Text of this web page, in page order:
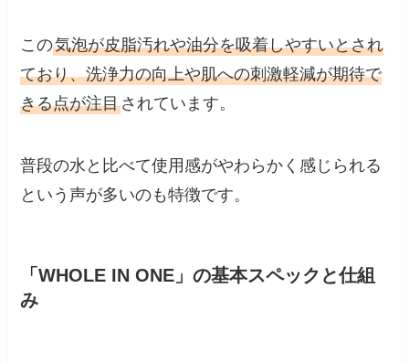
この気泡が皮脂汚れや油分を吸着しやすいとされ
ており、洗浄力の向上や肌への刺激軽減が期待で
きる点が注目されています。
普段の水と比べて使用感がやわらかく感じられる
という声が多いのも特徴です。
「WHOLE IN ONE」の基本スペックと仕組
み